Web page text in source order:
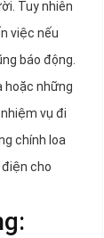
Tuy nhiên
việc nếu
báo động.
hoặc những
vụ đi
chính loa
cho